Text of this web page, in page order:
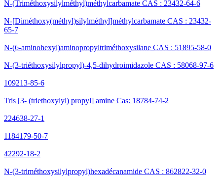
N-(Triméthoxysilylméthyl)méthylcarbamate CAS : 23432-64-6
N-[Diméthoxy(méthyl)silylméthyl]méthylcarbamate CAS : 23432-
65-7
N-(6-aminohexyl)aminopropyltriméthoxysilane CAS : 51895-58-0
N-(3-triéthoxysilylpropyl)-4,5-dihydroimidazole CAS : 58068-97-6
109213-85-6
Tris [3- (triethoxylyl) propyl] amine Cas: 18784-74-2
224638-27-1
1184179-50-7
42292-18-2
N-(3-triméthoxysilylpropyl)hexadécanamide CAS : 862822-32-0